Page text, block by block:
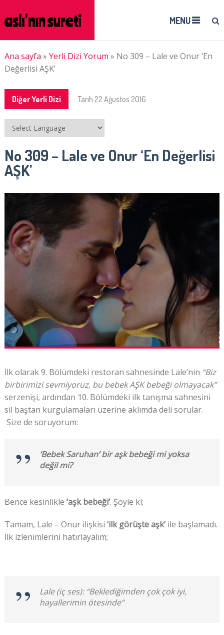
MENU
Ana sayfa » Yerli Dizi Yorum » No 309 – Lale ve Onur ‘En
Değerlisi AŞK’
Diğer Yerli Dizi Tarih 22 Ağustos 2016
No 309 – Lale ve Onur ‘En Değerlisi
AŞK’
İlk olarak 9. Bölümdeki restoran sahnesinde Lale’nin “Biz
birbirimizi sevmiyoruz, bu bebek AŞK bebeği olmayacak”
serzenişi, ardından 10. Bölümdeki ilk tanışma sahnesini
sil baştan kurgulamaları üzerine aklımda deli sorular.
Size de soruyorum:
‘Bebek Saruhan’ bir aşk bebeği mi yoksa
değil mi?
Bence kesinlikle ‘aşk bebeği’. Şöyle ki;
Tamam, Lale – Onur ilişkisi ‘ilk görüşte aşk’ile başlamadı.
İlk izlenimlerini hatırlayalım;
Lale (iç ses): “Beklediğimden çok çok iyi,
hayallerimin ötesinde”